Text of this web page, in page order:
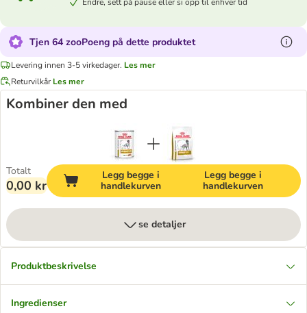
Tjen 64 zooPoeng på dette produktet
Levering innen 3-5 virkedager. Les mer
Returvilkår Les mer
Kombiner den med
Totalt
0,00 kr
Legg begge i
handlekurven
Legg begge i
handlekurven
se detaljer
Produktbeskrivelse
Ingredienser